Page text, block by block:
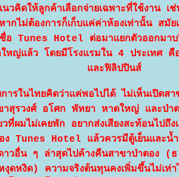
นวคิดให้ลูกค้าเลือกจ่ายเฉพาะที่ใช้งาน
ไม่ต้องการก็เก็บแค่ค่าห้องเท่านั้น สมัย
ชื่อ Tunes Hotel ต่อมาแยกตัวออกมาบ
ญ่แล้ว โดยมีโรงแรมใน 4 ประเทศ
ละฟิลิปปินส์
ารในไทยคิดว่าแค่พอไปได้ ไม่เห็นเปิดส
าสุรวงศ์ อโศก พัทยา หาดใหญ่ และป่า
วที่ผมไม่เคยพัก อยากส่งเสียงสะท้อนไปถึ
Tunes Hotel แล้วควรมีตู้เย็นและน้ำดื่
วอื่น ๆ ล่าสุดไปค้างคืนสาขาป่าตอง (
ดหงิด) ความจริงต้นทุนคงเพิ่มขึ้นไม่เท่า